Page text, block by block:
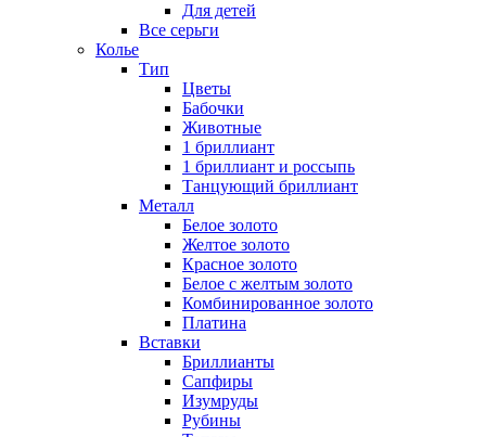
Для детей
Все серьги
Колье
Тип
Цветы
Бабочки
Животные
1 бриллиант
1 бриллиант и россыпь
Танцующий бриллиант
Металл
Белое золото
Желтое золото
Красное золото
Белое с желтым золото
Комбинированное золото
Платина
Вставки
Бриллианты
Сапфиры
Изумруды
Рубины